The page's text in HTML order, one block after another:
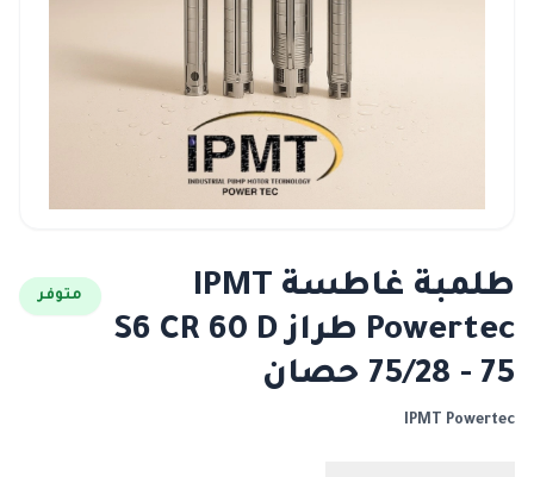
طلمبة غاطسة IPMT
Powertec طراز S6 CR 60 D
75/28 - 75 حصان
متوفر
IPMT Powertec